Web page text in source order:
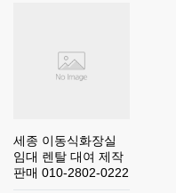
세종 이동식화장실
임대 렌탈 대여 제작
판매 010-2802-0222